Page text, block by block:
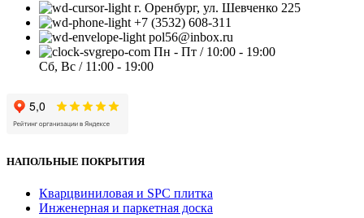
г. Оренбург, ул. Шевченко 225
+7 (3532) 608-311
pol56@inbox.ru
Пн - Пт / 10:00 - 19:00
Сб, Вс / 11:00 - 19:00
НАПОЛЬНЫЕ ПОКРЫТИЯ
Кварцвиниловая и SPC плитка
Инженерная и паркетная доска